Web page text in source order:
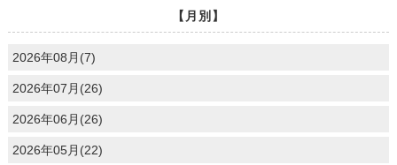
【月別】
2026年08月(7)
2026年07月(26)
2026年06月(26)
2026年05月(22)